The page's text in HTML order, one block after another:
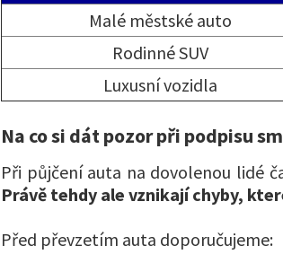
Malé městské auto
Rodinné SUV
Luxusní vozidla
Na co si dát pozor při podpisu
Při půjčení auta na dovolenou lidé
Právě tehdy ale vznikají chyby,
Před převzetím auta doporučujeme: